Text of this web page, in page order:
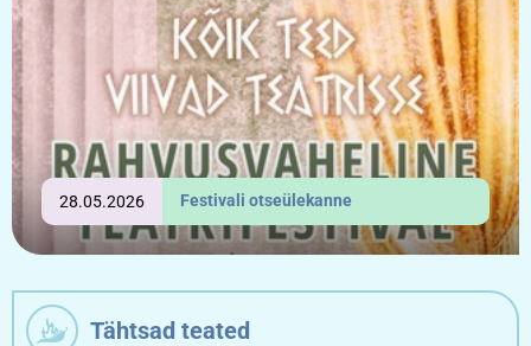
28.05.2026 Festivali otseülekanne
Tähtsad teated